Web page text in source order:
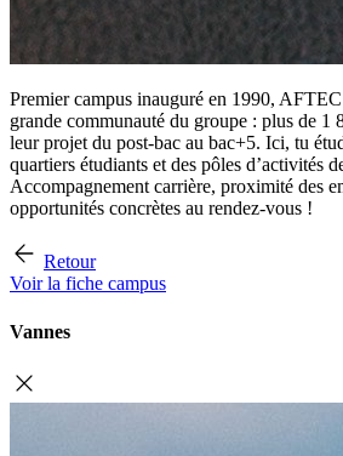
Premier campus inauguré en 1990,
grande communauté du groupe : plus de 1
leur projet du post-bac au bac+5. Ici, tu
quartiers étudiants et des pôles d’activités
Accompagnement carrière, proximité des
opportunités concrètes au rendez-vous !
Retour
Voir la fiche campus
Vannes